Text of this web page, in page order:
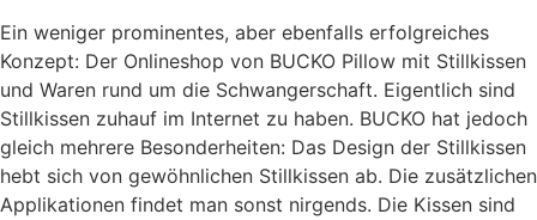
Ein weniger prominentes, aber ebenfalls erfolgreiches
Konzept: Der Onlineshop von BUCKO Pillow mit Stillkissen
und Waren rund um die Schwangerschaft. Eigentlich sind
Stillkissen zuhauf im Internet zu haben. BUCKO hat jedoch
gleich mehrere Besonderheiten: Das Design der Stillkissen
hebt sich von gewöhnlichen Stillkissen ab. Die zusätzlichen
Applikationen findet man sonst nirgends. Die Kissen sind